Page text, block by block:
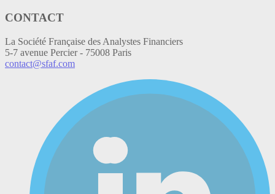
CONTACT
La Société Française des Analystes Financiers
5-7 avenue Percier - 75008 Paris
contact@sfaf.com